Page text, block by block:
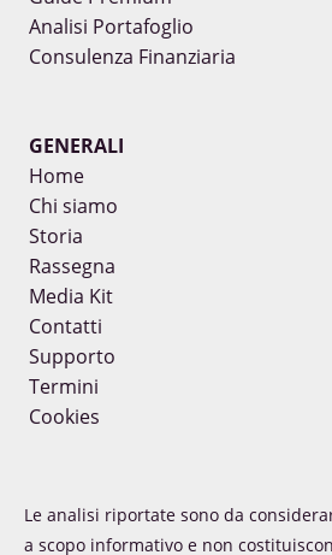
Analisi Portafoglio
Consulenza Finanziaria
GENERALI
Home
Chi siamo
Storia
Rassegna
Media Kit
Contatti
Supporto
Termini
Cookies
Le analisi riportate sono da
a scopo informativo e non